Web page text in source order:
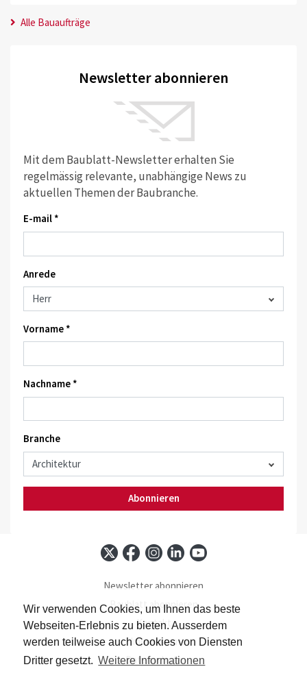
Wir verwenden Cookies, um Ihnen das beste
Webseiten-Erlebnis zu bieten. Ausserdem
werden teilweise auch Cookies von Diensten
Dritter gesetzt. Weitere Informationen
Alle Bauaufträge
Newsletter abonnieren
Mit dem Baublatt-Newsletter erhalten Sie
regelmässig relevante, unabhängige News zu
aktuellen Themen der Baubranche.
E-mail *
Anrede
Vorname *
Nachname *
Branche
Abonnieren
Newsletter abonnieren
Baublatt abonnieren
Kontakt
Impressum
Datenschutz